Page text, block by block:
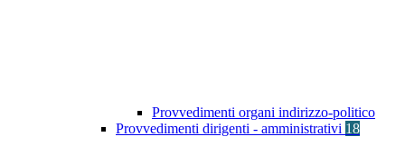
Provvedimenti organi indirizzo-politico
Provvedimenti dirigenti - amministrativi 18